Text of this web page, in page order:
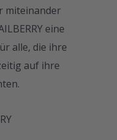
miteinander
eine
alle, die ihre
auf ihre